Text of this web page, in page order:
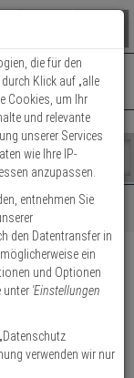
leer.
Fertig
8:00 - 14:00 Uhr
die für den
Klick auf „alle
Cookies, um Ihr
und relevante
unserer Services
wie Ihre IP-
anzupassen.
entnehmen Sie
den Datentransfer in
ein
und Optionen
unter 'Einstellungen
verwenden wir nur